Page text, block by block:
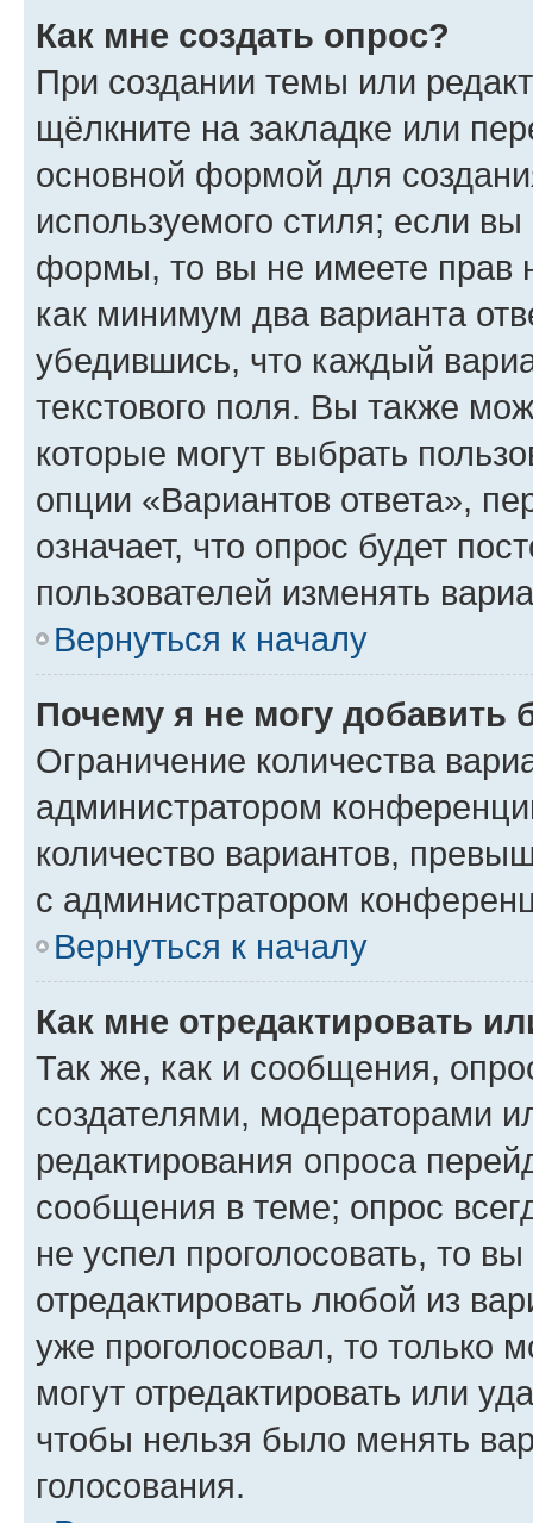
Как мне создать опрос?
При создании темы или
щёлкните на закладке или
основной формой для
используемого стиля; если
формы, то вы не имеете прав
как минимум два варианта
убедившись, что каждый
текстового поля. Вы также
которые могут выбрать
опции «Вариантов ответа»,
означает, что опрос будет
пользователей изменять
Вернуться к началу
Почему я не могу добавить
Ограничение количества
администратором
количество вариантов,
с администратором
Вернуться к началу
Как мне отредактировать
Так же, как и сообщения,
создателями, модераторами
редактирования опроса
сообщения в теме; опрос
не успел проголосовать, то
отредактировать любой из
уже проголосовал, то только
могут отредактировать или
чтобы нельзя было менять
голосования.